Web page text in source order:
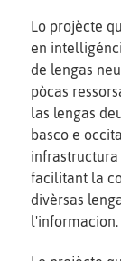
Lo projècte
en
de lengas
pòcas
las lengas
basco e
facilitant la
divèrsas
l'informacion.